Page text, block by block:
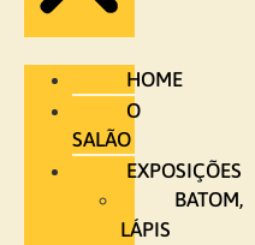
HOME
O
SALÃO
EXPOSIÇÕES
BATOM,
LÁPIS